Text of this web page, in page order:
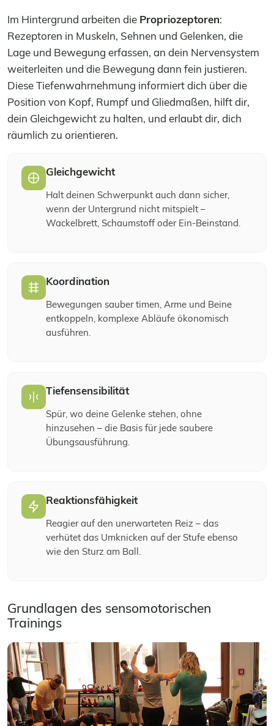
Im Hintergrund arbeiten die Propriozeptoren:
Rezeptoren in Muskeln, Sehnen und Gelenken, die
Lage und Bewegung erfassen, an dein Nervensystem
weiterleiten und die Bewegung dann fein justieren.
Diese Tiefenwahrnehmung informiert dich über die
Position von Kopf, Rumpf und Gliedmaßen, hilft dir,
dein Gleichgewicht zu halten, und erlaubt dir, dich
räumlich zu orientieren.
Gleichgewicht
Halt deinen Schwerpunkt auch dann sicher,
wenn der Untergrund nicht mitspielt –
Wackelbrett, Schaumstoff oder Ein-Beinstand.
Koordination
Bewegungen sauber timen, Arme und Beine
entkoppeln, komplexe Abläufe ökonomisch
ausführen.
Tiefensensibilität
Spür, wo deine Gelenke stehen, ohne
hinzusehen – die Basis für jede saubere
Übungsausführung.
Reaktionsfähigkeit
Reagier auf den unerwarteten Reiz – das
verhütet das Umknicken auf der Stufe ebenso
wie den Sturz am Ball.
Grundlagen des sensomotorischen
Trainings